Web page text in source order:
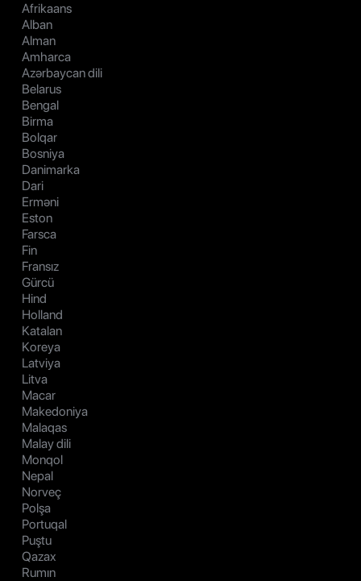
Afrikaans
Alban
Alman
Amharca
Azərbaycan dili
Belarus
Bengal
Birma
Bolqar
Bosniya
Danimarka
Dari
Erməni
Eston
Farsca
Fin
Fransız
Gürcü
Hind
Holland
Katalan
Koreya
Latviya
Litva
Macar
Makedoniya
Malaqas
Malay dili
Monqol
Nepal
Norveç
Polşa
Portuqal
Puştu
Qazax
Rumın